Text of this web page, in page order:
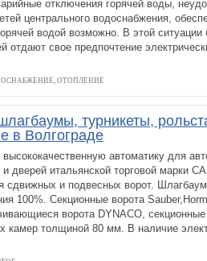
отключения горячей воды,
центрального водоснабжения,
водой возможно. В этой ситуации
отдают свое предпочтение
ОТОПЛЕНИЕ
турникеты,
в Волгограде
автоматику для
и дверей итальянской торговой марки
сдвижных и подвесных ворот.
100%. Секционные ворота
ворота DYNACO,
камер толщиной 80 мм. В наличие